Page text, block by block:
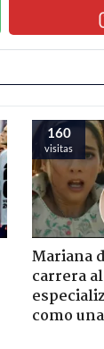
160
visitas
Mariana
carrera
como